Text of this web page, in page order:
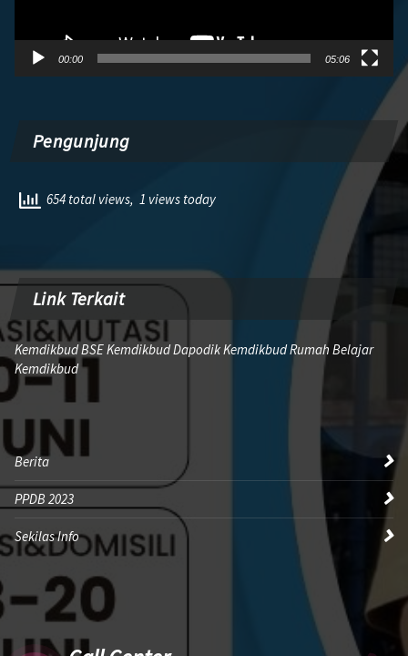
00:00 05:06
Pengunjung
654 total views, 1 views today
Link Terkait
Kemdikbud BSE Kemdikbud Dapodik Kemdikbud Rumah Belajar
Kemdikbud
Berita
PPDB 2023
Sekilas Info